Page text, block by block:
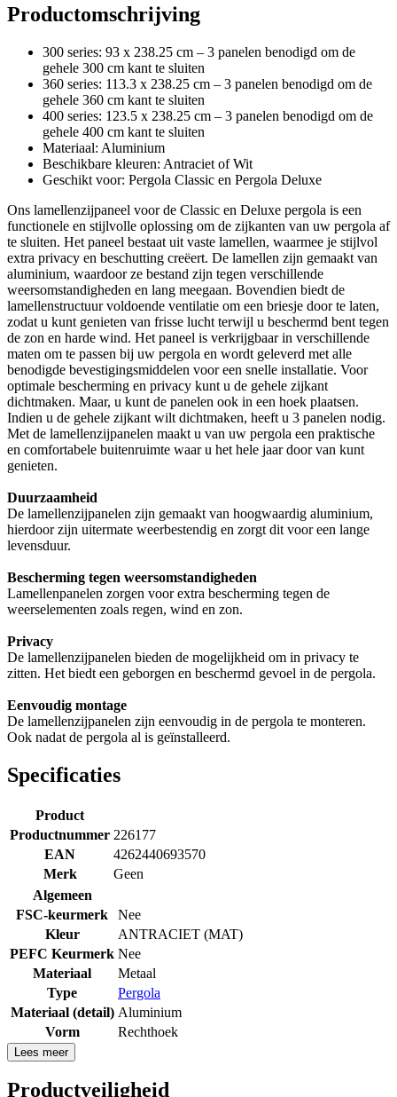
Productomschrijving
300 series: 93 x 238.25 cm – 3 panelen benodigd om de
gehele 300 cm kant te sluiten
360 series: 113.3 x 238.25 cm – 3 panelen benodigd om de
gehele 360 cm kant te sluiten
400 series: 123.5 x 238.25 cm – 3 panelen benodigd om de
gehele 400 cm kant te sluiten
Materiaal: Aluminium
Beschikbare kleuren: Antraciet of Wit
Geschikt voor: Pergola Classic en Pergola Deluxe
Ons lamellenzijpaneel voor de Classic en Deluxe pergola is een
functionele en stijlvolle oplossing om de zijkanten van uw pergola af
te sluiten. Het paneel bestaat uit vaste lamellen, waarmee je stijlvol
extra privacy en beschutting creëert. De lamellen zijn gemaakt van
aluminium, waardoor ze bestand zijn tegen verschillende
weersomstandigheden en lang meegaan. Bovendien biedt de
lamellenstructuur voldoende ventilatie om een briesje door te laten,
zodat u kunt genieten van frisse lucht terwijl u beschermd bent tegen
de zon en harde wind. Het paneel is verkrijgbaar in verschillende
maten om te passen bij uw pergola en wordt geleverd met alle
benodigde bevestigingsmiddelen voor een snelle installatie. Voor
optimale bescherming en privacy kunt u de gehele zijkant
dichtmaken. Maar, u kunt de panelen ook in een hoek plaatsen.
Indien u de gehele zijkant wilt dichtmaken, heeft u 3 panelen nodig.
Met de lamellenzijpanelen maakt u van uw pergola een praktische
en comfortabele buitenruimte waar u het hele jaar door van kunt
genieten.
Duurzaamheid
De lamellenzijpanelen zijn gemaakt van hoogwaardig aluminium,
hierdoor zijn uitermate weerbestendig en zorgt dit voor een lange
levensduur.
Bescherming tegen weersomstandigheden
Lamellenpanelen zorgen voor extra bescherming tegen de
weerselementen zoals regen, wind en zon.
Privacy
De lamellenzijpanelen bieden de mogelijkheid om in privacy te
zitten. Het biedt een geborgen en beschermd gevoel in de pergola.
Eenvoudig montage
De lamellenzijpanelen zijn eenvoudig in de pergola te monteren.
Ook nadat de pergola al is geïnstalleerd.
Specificaties
Product
Productnummer 226177
EAN
4262440693570
Merk
Geen
Algemeen
FSC-keurmerk
Nee
Kleur
ANTRACIET (MAT)
PEFC Keurmerk Nee
Materiaal
Metaal
Type
Pergola
Materiaal (detail) Aluminium
Vorm
Rechthoek
Lees meer
Productveiligheid